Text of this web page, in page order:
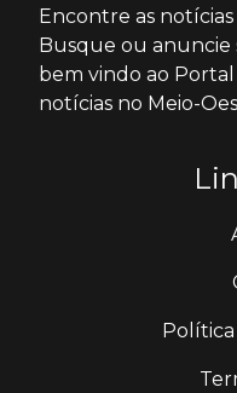
Encontre as
Busque ou anuncie
bem vindo ao
notícias no Meio-